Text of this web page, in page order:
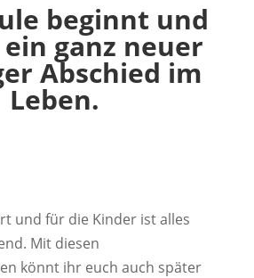
beginnt und
ganz neuer
Abschied im
Leben.
und für die Kinder ist alles
Mit diesen
könnt ihr euch auch später